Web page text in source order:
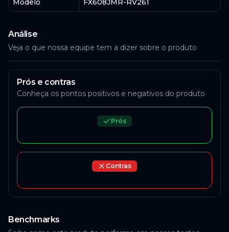
Modelo FX608JMR-RV261
Análise
Veja o que nossa equipe tem a dizer sobre o produto
Prós e contras
Conheça os pontos positivos e negativos do produto
Prós
Contras
Benchmarks